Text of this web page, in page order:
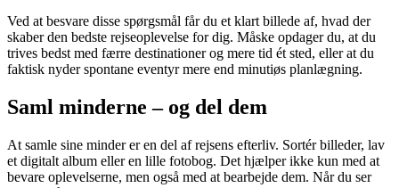
Ved at besvare disse spørgsmål får du et klart billede af, hvad der
skaber den bedste rejseoplevelse for dig. Måske opdager du, at du
trives bedst med færre destinationer og mere tid ét sted, eller at du
faktisk nyder spontane eventyr mere end minutiøs planlægning.
Saml minderne – og del dem
At samle sine minder er en del af rejsens efterliv. Sortér billeder, lav
et digitalt album eller en lille fotobog. Det hjælper ikke kun med at
bevare oplevelserne, men også med at bearbejde dem. Når du ser